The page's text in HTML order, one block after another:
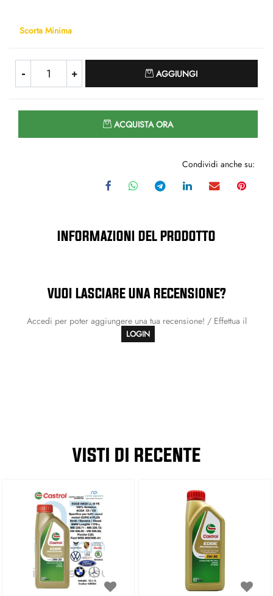
Scorta Minima
AGGIUNGI
ACQUISTA ORA
Condividi anche su:
INFORMAZIONI DEL PRODOTTO
VUOI LASCIARE UNA RECENSIONE?
Accedi per poter aggiungere una tua recensione! / Effettua il
LOGIN
VISTI DI RECENTE